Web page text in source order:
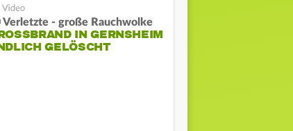
Verletzte - große Rauchwolke
IN GERNSHEIM E
GELÖSCHT